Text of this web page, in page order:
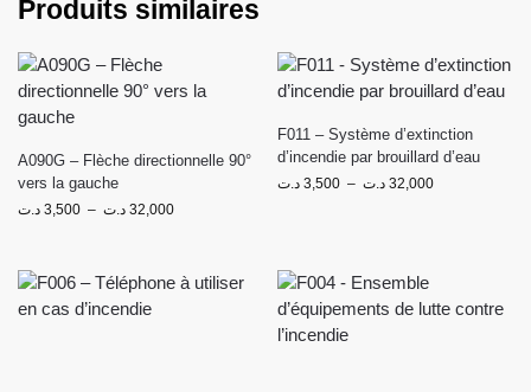
Produits similaires
A090G – Flèche directionnelle 90°
vers la gauche
3,500 د.ت – 32,000 د.ت
F011 – Système d’extinction
d’incendie par brouillard d’eau
3,500 د.ت – 32,000 د.ت